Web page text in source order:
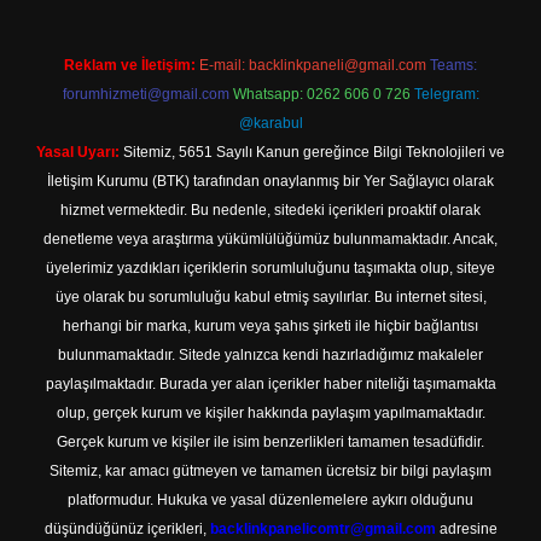
Reklam ve İletişim: E-mail: backlinkpaneli@gmail.com Teams:
forumhizmeti@gmail.com Whatsapp: 0262 606 0 726 Telegram:
@karabul
Yasal Uyarı: Sitemiz, 5651 Sayılı Kanun gereğince Bilgi Teknolojileri ve
İletişim Kurumu (BTK) tarafından onaylanmış bir Yer Sağlayıcı olarak
hizmet vermektedir. Bu nedenle, sitedeki içerikleri proaktif olarak
denetleme veya araştırma yükümlülüğümüz bulunmamaktadır. Ancak,
üyelerimiz yazdıkları içeriklerin sorumluluğunu taşımakta olup, siteye
üye olarak bu sorumluluğu kabul etmiş sayılırlar. Bu internet sitesi,
herhangi bir marka, kurum veya şahıs şirketi ile hiçbir bağlantısı
bulunmamaktadır. Sitede yalnızca kendi hazırladığımız makaleler
paylaşılmaktadır. Burada yer alan içerikler haber niteliği taşımamakta
olup, gerçek kurum ve kişiler hakkında paylaşım yapılmamaktadır.
Gerçek kurum ve kişiler ile isim benzerlikleri tamamen tesadüfidir.
Sitemiz, kar amacı gütmeyen ve tamamen ücretsiz bir bilgi paylaşım
platformudur. Hukuka ve yasal düzenlemelere aykırı olduğunu
düşündüğünüz içerikleri, backlinkpanelicomtr@gmail.com adresine